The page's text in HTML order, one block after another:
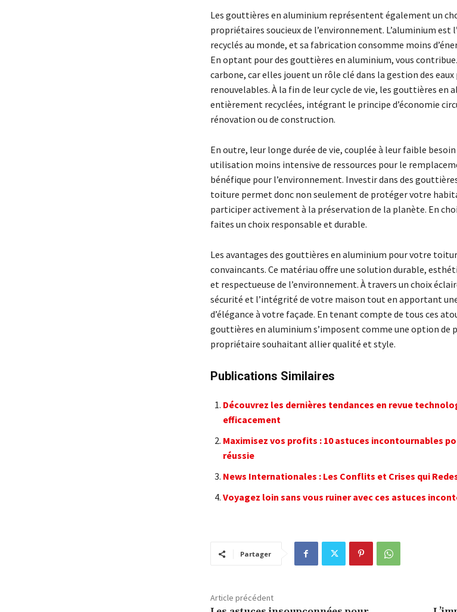
Les gouttières en aluminium représentent également un
propriétaires soucieux de l’environnement. L’aluminium est
recyclés au monde, et sa fabrication consomme moins
En optant pour des gouttières en aluminium, vous
carbone, car elles jouent un rôle clé dans la gestion des
renouvelables. À la fin de leur cycle de vie, les gouttières en
entièrement recyclées, intégrant le principe d’économie
rénovation ou de construction.
En outre, leur longe durée de vie, couplée à leur faible
utilisation moins intensive de ressources pour le
bénéfique pour l’environnement. Investir dans des
toiture permet donc non seulement de protéger votre
participer activement à la préservation de la planète. En
faites un choix responsable et durable.
Les avantages des gouttières en aluminium pour votre
convaincants. Ce matériau offre une solution durable,
et respectueuse de l’environnement. À travers un choix
sécurité et l’intégrité de votre maison tout en apportant
d’élégance à votre façade. En tenant compte de tous ces
gouttières en aluminium s’imposent comme une option de
propriétaire souhaitant allier qualité et style.
Publications Similaires
Découvrez les dernières tendances en revue
efficacement
Maximisez vos profits : 10 astuces incontournables
réussie
News Internationales : Les Conflits et Crises qui
Voyagez loin sans vous ruiner avec ces astuces
Partager
Article précédent